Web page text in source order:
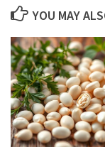
YOU MAY